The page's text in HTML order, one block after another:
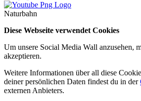
Naturbahn
Diese Webseite verwendet Cookies
Um unsere Social Media Wall anzusehen,
akzeptieren.
Weitere Informationen über all diese
deiner persönlichen Daten findest du in der
externen Anbieters.